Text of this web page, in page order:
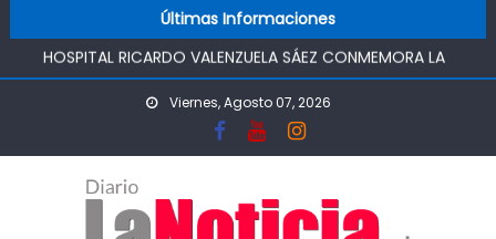
Últimas Informaciones
FUNCIONAMIENTO
SEMANA MUNDIAL DE LA LACTANCIA MATERNA
IMPULSA AGUA DE AGROSUPER PERMITIRÁ LA
CONSTRUCCIÓN DE POZO DEL SSR CALIFORNIA Y
COMUNIDAD
MINISTRO DE AGRICULTURA REALIZA GIRA POR CINCO
Viernes, Agosto 07, 2026